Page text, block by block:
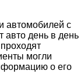
автомобилей с
авто день в день
могли
о его